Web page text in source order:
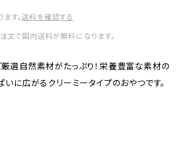
す。送料を確認する
で国内送料が無料になります。
選自然素材がたっぷり！栄養豊富な素材の
いに広がるクリーミータイプのおやつです。